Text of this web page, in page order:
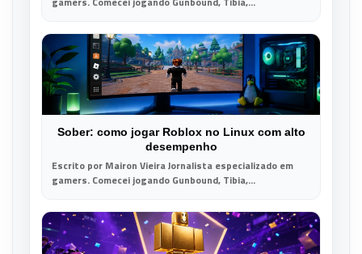
Sober: como jogar Roblox no Linux com alto
desempenho
Escrito por Mairon Vieira Jornalista especializado em
gamers. Comecei jogando Gunbound, Tibia,...